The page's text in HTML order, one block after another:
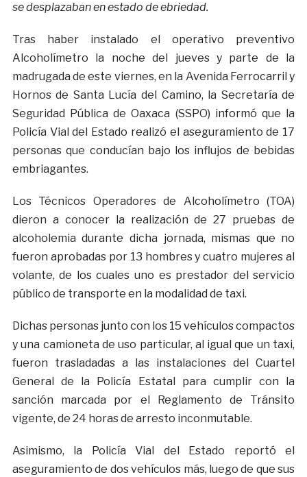
se desplazaban en estado de ebriedad.
Tras haber instalado el operativo preventivo
Alcoholímetro la noche del jueves y parte de la
madrugada de este viernes, en la Avenida Ferrocarril y
Hornos de Santa Lucía del Camino, la Secretaría de
Seguridad Pública de Oaxaca (SSPO) informó que la
Policía Vial del Estado realizó el aseguramiento de 17
personas que conducían bajo los influjos de bebidas
embriagantes.
Los Técnicos Operadores de Alcoholímetro (TOA)
dieron a conocer la realización de 27 pruebas de
alcoholemia durante dicha jornada, mismas que no
fueron aprobadas por 13 hombres y cuatro mujeres al
volante, de los cuales uno es prestador del servicio
público de transporte en la modalidad de taxi.
Dichas personas junto con los 15 vehículos compactos
y una camioneta de uso particular, al igual que un taxi,
fueron trasladadas a las instalaciones del Cuartel
General de la Policía Estatal para cumplir con la
sanción marcada por el Reglamento de Tránsito
vigente, de 24 horas de arresto inconmutable.
Asimismo, la Policía Vial del Estado reportó el
aseguramiento de dos vehículos más, luego de que sus